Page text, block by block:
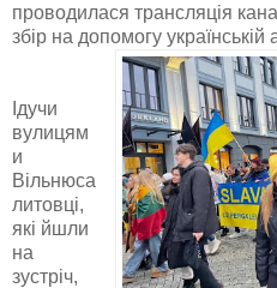
проводилася трансляція
збір на допомогу українській
Ідучи
вулицям
и
Вільнюса
литовці,
які йшли
на
зустріч,